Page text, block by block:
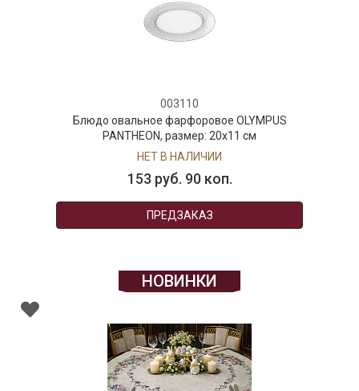
003110
Блюдо овальное фарфоровое OLYMPUS
PANTHEON, размер: 20х11 см
НЕТ В НАЛИЧИИ
153 руб. 90 коп.
ПРЕДЗАКАЗ
НОВИНКИ